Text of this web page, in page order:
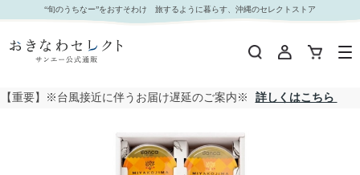
【 1046 】 宮古島マンゴーゼリーギフト (お届け先が 沖縄本島内 ) 産地直送 【 万果 】｜おきな
わセレクト サンエー公式通販
“旬のうちなー”をおすそわけ 旅するように暮らす、沖縄のセレクトストア
【重要】※台風接近に伴うお届け遅延のご案内※ 詳しくはこちら